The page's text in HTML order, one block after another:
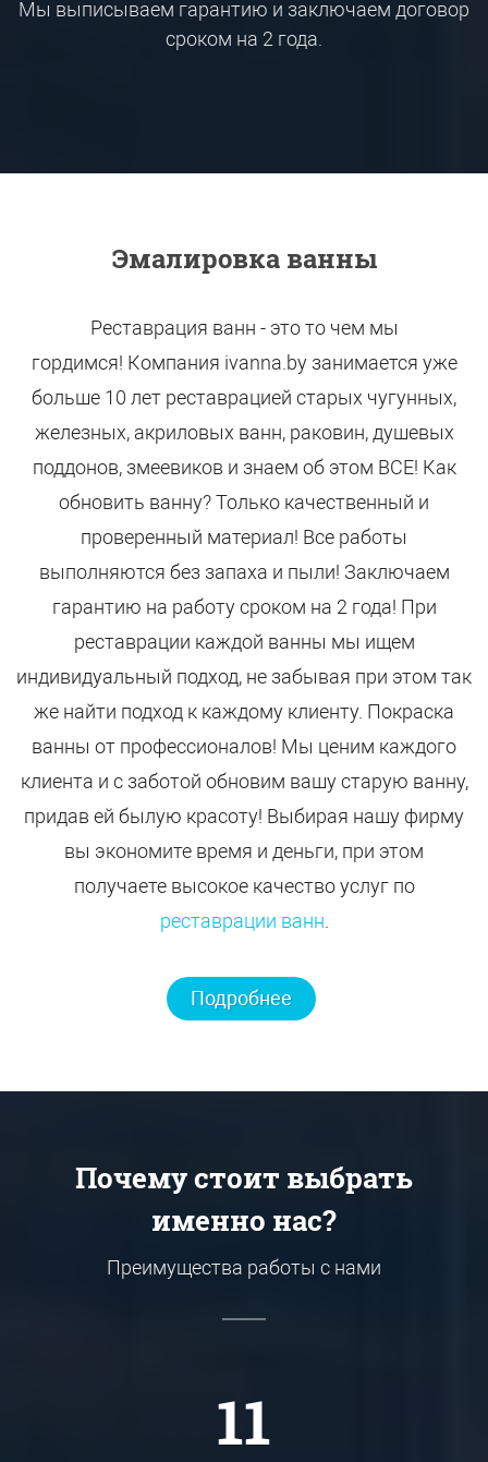
Мы выписываем гарантию и заключаем договор
сроком на 2 года.
Эмалировка ванны
Реставрация ванн - это то чем мы
гордимся! Компания ivanna.by занимается уже
больше 10 лет реставрацией старых чугунных,
железных, акриловых ванн, раковин, душевых
поддонов, змеевиков и знаем об этом ВСЕ! Как
обновить ванну? Только качественный и
проверенный материал! Все работы
выполняются без запаха и пыли! Заключаем
гарантию на работу сроком на 2 года! При
реставрации каждой ванны мы ищем
индивидуальный подход, не забывая при этом так
же найти подход к каждому клиенту. Покраска
ванны от профессионалов! Мы ценим каждого
клиента и с заботой обновим вашу старую ванну,
придав ей былую красоту! Выбирая нашу фирму
вы экономите время и деньги, при этом
получаете высокое качество услуг по
реставрации ванн
Подробнее
Почему стоит выбрать
именно нас?
Преимущества работы с нами
11